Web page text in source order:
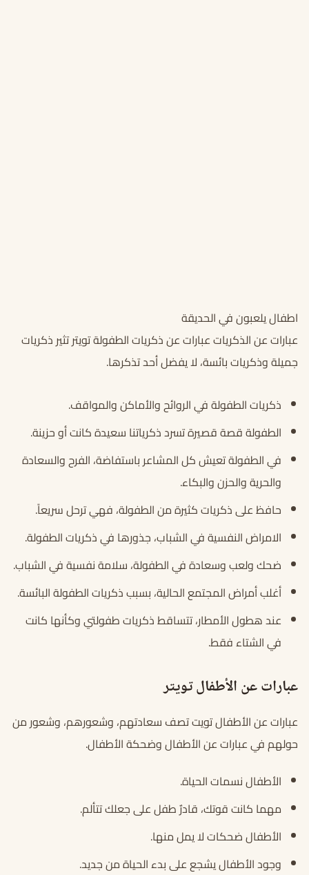
اطفال يلعبون في الحديقة
عبارات عن الذكريات عبارات عن ذكريات الطفولة تويتر تثير ذكريات
جميلة وذكريات بائسة، لا يفضل أحد تذكرها.
ذكريات الطفولة في الروائح والأماكن والمواقف.
الطفولة قصة قصيرة تسرد ذكرياتنا سعيدة كانت أو حزينة.
في الطفولة تعيش كل المشاعر باستفاضة، الفرح والسعادة
والحرية والحزن والبكاء.
حافظ على ذكريات كثيرة من الطفولة، فهي ترحل سريعاً.
الامراض النفسية في الشباب، جذورها في ذكريات الطفولة.
ضحك ولعب وسعادة في الطفولة، سلامة نفسية في الشباب.
أغلب أمراض المجتمع الحالية، بسبب ذكريات الطفولة البائسة.
عند هطول الأمطار، تتساقط ذكريات طفولتي وكأنها كانت
في الشتاء فقط.
عبارات عن الأطفال تويتر
عبارات عن الأطفال تويت تصف سعادتهم، وشعورهم، وشعور من
حولهم في عبارات عن الأطفال وضحكة الأطفال.
الأطفال نسمات الحياة.
مهما كانت قوتك، قادرٌ طفل على جعلك تتألم.
الأطفال ضحكات لا يمل منها.
وجود الأطفال يشجع على بدء الحياة من جديد.